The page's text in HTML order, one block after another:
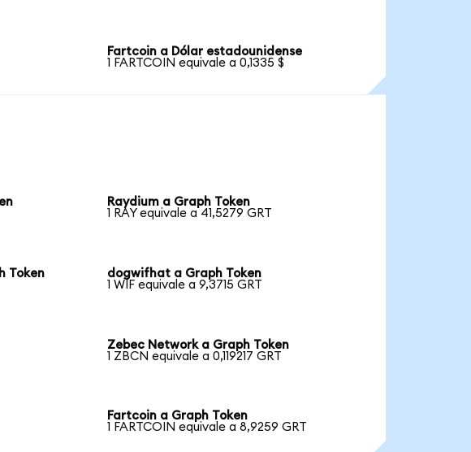
Fartcoin a Dólar estadounidense
1 FARTCOIN equivale a 0,1335 $
Raydium a Graph Token
1 RAY equivale a 41,5279 GRT
Token
dogwifhat a Graph Token
1 WIF equivale a 9,3715 GRT
Zebec Network a Graph Token
1 ZBCN equivale a 0,119217 GRT
Fartcoin a Graph Token
1 FARTCOIN equivale a 8,9259 GRT